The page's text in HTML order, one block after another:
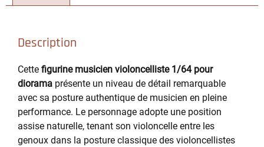
Description
Cette figurine musicien violoncelliste 1/64 pour
diorama présente un niveau de détail remarquable
avec sa posture authentique de musicien en pleine
performance. Le personnage adopte une position
assise naturelle, tenant son violoncelle entre les
genoux dans la posture classique des violoncellistes